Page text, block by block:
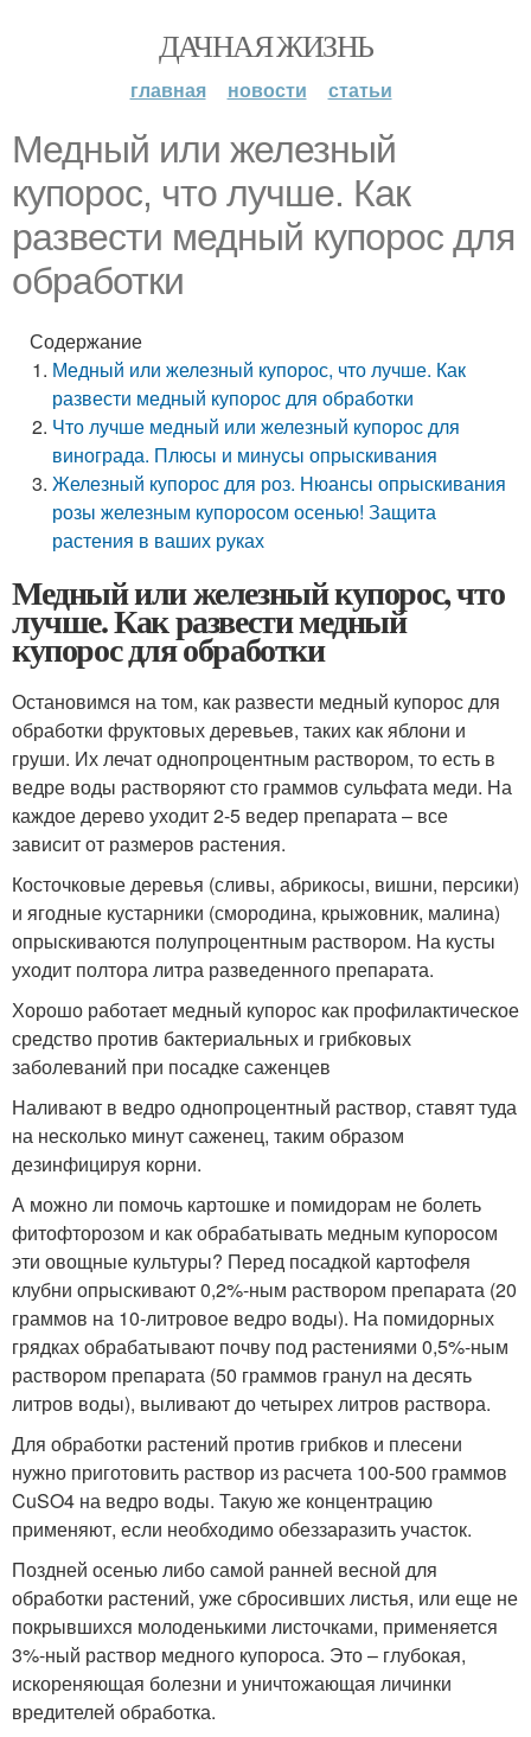
ДАЧНАЯ ЖИЗНЬ
главная новости статьи
Медный или железный
купорос, что лучше. Как
развести медный купорос для
обработки
Содержание
Медный или железный купорос, что лучше. Как
развести медный купорос для обработки
Что лучше медный или железный купорос для
винограда. Плюсы и минусы опрыскивания
Железный купорос для роз. Нюансы опрыскивания
розы железным купоросом осенью! Защита
растения в ваших руках
Медный или железный купорос, что
лучше. Как развести медный
купорос для обработки
Остановимся на том, как развести медный купорос для
обработки фруктовых деревьев, таких как яблони и
груши. Их лечат однопроцентным раствором, то есть в
ведре воды растворяют сто граммов сульфата меди. На
каждое дерево уходит 2-5 ведер препарата – все
зависит от размеров растения.
Косточковые деревья (сливы, абрикосы, вишни, персики)
и ягодные кустарники (смородина, крыжовник, малина)
опрыскиваются полупроцентным раствором. На кусты
уходит полтора литра разведенного препарата.
Хорошо работает медный купорос как профилактическое
средство против бактериальных и грибковых
заболеваний при посадке саженцев
Наливают в ведро однопроцентный раствор, ставят туда
на несколько минут саженец, таким образом
дезинфицируя корни.
А можно ли помочь картошке и помидорам не болеть
фитофторозом и как обрабатывать медным купоросом
эти овощные культуры? Перед посадкой картофеля
клубни опрыскивают 0,2%-ным раствором препарата (20
граммов на 10-литровое ведро воды). На помидорных
грядках обрабатывают почву под растениями 0,5%-ным
раствором препарата (50 граммов гранул на десять
литров воды), выливают до четырех литров раствора.
Для обработки растений против грибков и плесени
нужно приготовить раствор из расчета 100-500 граммов
CuSO4 на ведро воды. Такую же концентрацию
применяют, если необходимо обеззаразить участок.
Поздней осенью либо самой ранней весной для
обработки растений, уже сбросивших листья, или еще не
покрывшихся молоденькими листочками, применяется
3%-ный раствор медного купороса. Это – глубокая,
искореняющая болезни и уничтожающая личинки
вредителей обработка.